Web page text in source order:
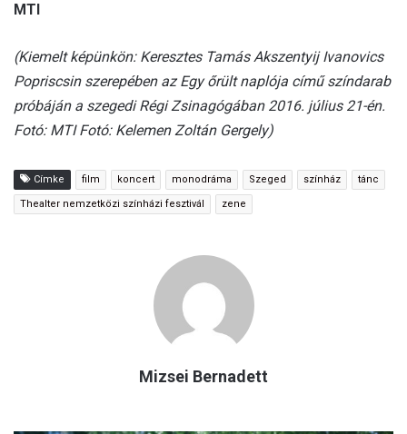
MTI
(Kiemelt képünkön: Keresztes Tamás Akszentyij Ivanovics
Popriscsin szerepében az Egy őrült naplója című színdarab
próbáján a szegedi Régi Zsinagógában 2016. július 21-én.
Fotó: MTI Fotó: Kelemen Zoltán Gergely)
Címke film koncert monodráma Szeged színház tánc
Thealter nemzetközi színházi fesztivál zene
Mizsei Bernadett